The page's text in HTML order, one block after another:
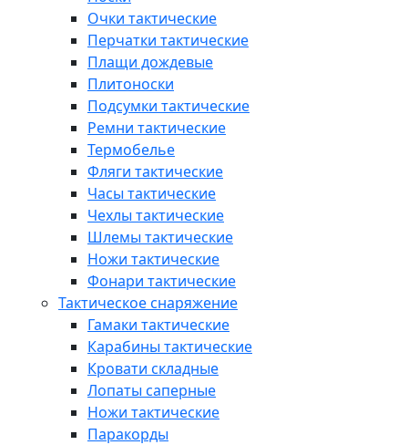
Очки тактические
Перчатки тактические
Плащи дождевые
Плитоноски
Подсумки тактические
Ремни тактические
Термобелье
Фляги тактические
Часы тактические
Чехлы тактические
Шлемы тактические
Ножи тактические
Фонари тактические
Тактическое снаряжение
Гамаки тактические
Карабины тактические
Кровати складные
Лопаты саперные
Ножи тактические
Паракорды